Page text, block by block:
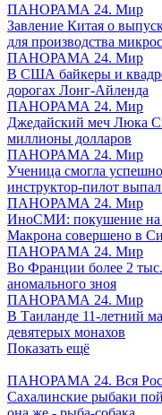
ПАНОРАМА 24. Мир
Завление Китая о
для производства
ПАНОРАМА 24. Мир
В США байкеры и
дорогах Лонг-Айленда
ПАНОРАМА 24. Мир
Джедайский меч Люка
миллионы долларов
ПАНОРАМА 24. Мир
Ученица смогла
инструктор-пилот выпал
ПАНОРАМА 24. Мир
ИноСМИ: покушение на
Макрона совершено в
ПАНОРАМА 24. Мир
Во Франции более 2
аномального зноя
ПАНОРАМА 24. Мир
В Таиланде 11-летний
девятерых монахов
Показать ещё
ПАНОРАМА 24. Вся
Сахалинские рыбаки